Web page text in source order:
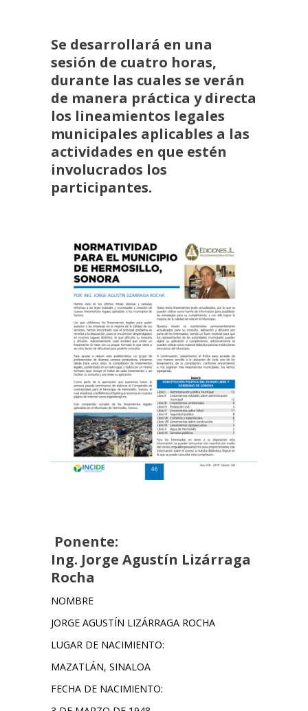
Se desarrollará en una
sesión de cuatro horas,
durante las cuales se verán
de manera práctica y directa
los lineamientos legales
municipales aplicables a las
actividades en que estén
involucrados los
participantes.
Ponente:
Ing. Jorge Agustín Lizárraga
Rocha
NOMBRE
JORGE AGUSTÍN LIZÁRRAGA ROCHA
LUGAR DE NACIMIENTO:
MAZATLÁN, SINALOA
FECHA DE NACIMIENTO: